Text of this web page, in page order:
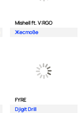
Mishell ft. V:RGO
Жестове
FYRE
Djigit Drill